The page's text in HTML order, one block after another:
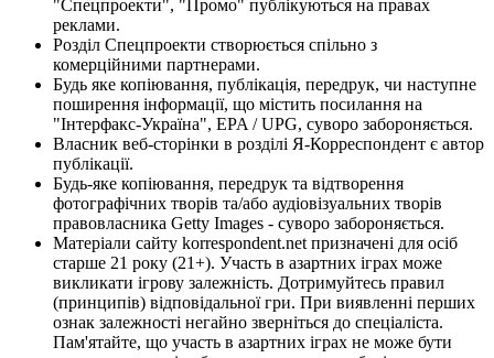
"Спецпроекти", "Промо" публікуються на правах
реклами.
Розділ Спецпроекти створюється спільно з
комерційними партнерами.
Будь яке копіювання, публікація, передрук, чи наступне
поширення інформації, що містить посилання на
"Інтерфакс-Україна", EPA / UPG, суворо забороняється.
Власник веб-сторінки в розділі Я-Корреспондент є автор
публікації.
Будь-яке копіювання, передрук та відтворення
фотографічних творів та/або аудіовізуальних творів
правовласника Getty Images - суворо забороняється.
Матеріали сайту korrespondent.net призначені для осіб
старше 21 року (21+). Участь в азартних іграх може
викликати ігрову залежність. Дотримуйтесь правил
(принципів) відповідальної гри. При виявленні перших
ознак залежності негайно зверніться до спеціаліста.
Пам'ятайте, що участь в азартних іграх не може бути